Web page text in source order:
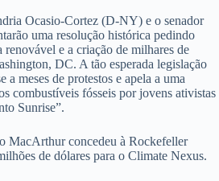
Ocasio-Cortez (D-NY) e o senador
uma resolução histórica pedindo
renovável e a criação de milhares de
DC. A tão esperada legislação
a meses de protestos e apela a uma
combustíveis fósseis por jovens ativistas
Sunrise”.
MacArthur concedeu à Rockefeller
de dólares para o Climate Nexus.